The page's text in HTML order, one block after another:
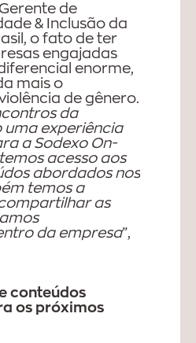
de
& Inclusão da
o fato de ter
engajadas
enorme,
mais o
de gênero.
da
uma experiência
a Sodexo On-
acesso aos
abordados nos
temos a
as
da empresa”,
conteúdos
os próximos